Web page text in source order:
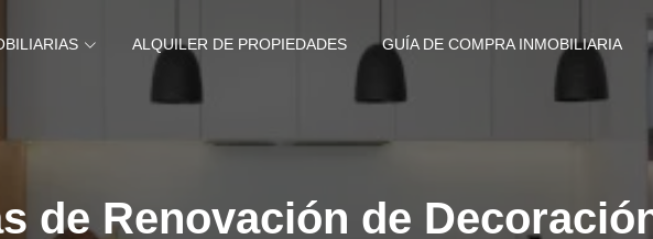
ALQUILER DE PROPIEDADES GUÍA DE COMPRA INMOBILIARIA
de Renovación de